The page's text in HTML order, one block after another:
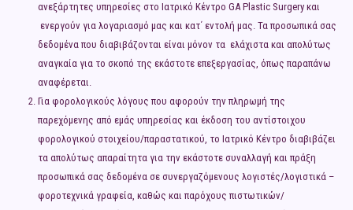
ανεξάρτητες υπηρεσίες στο Ιατρικό Κέντρο GA Plastic Surgery και
ενεργούν για λογαριασμό μας και κατ΄ εντολή μας. Τα προσωπικά σας
δεδομένα που διαβιβάζονται είναι μόνον τα ελάχιστα και απολύτως
αναγκαία για το σκοπό της εκάστοτε επεξεργασίας, όπως παραπάνω
αναφέρεται.
Για φορολογικούς λόγους που αφορούν την πληρωμή της
παρεχόμενης από εμάς υπηρεσίας και έκδοση του αντίστοιχου
φορολογικού στοιχείου/παραστατικού, το Ιατρικό Κέντρο διαβιβάζει
τα απολύτως απαραίτητα για την εκάστοτε συναλλαγή και πράξη
προσωπικά σας δεδομένα σε συνεργαζόμενους λογιστές/λογιστικά –
φοροτεχνικά γραφεία, καθώς και παρόχους πιστωτικών/